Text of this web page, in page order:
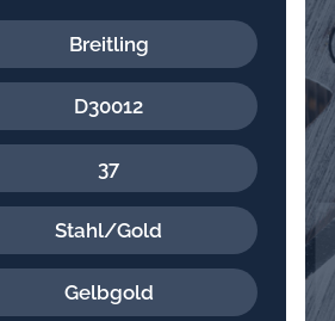
Breitling
D30012
37
Stahl/Gold
Gelbgold